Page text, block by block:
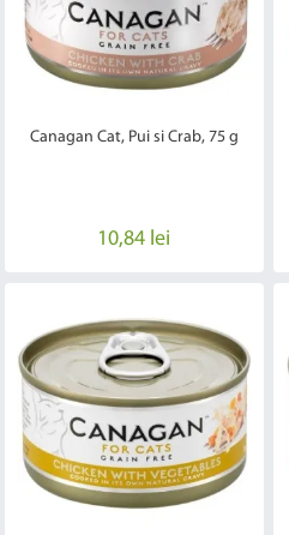
Canagan Cat, Pui si Crab, 75 g
10,84 lei